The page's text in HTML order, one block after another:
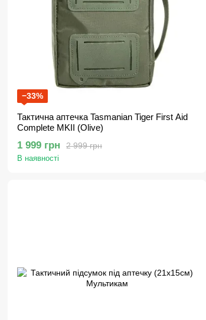
−33%
Тактична аптечка Tasmanian Tiger First Aid
Complete MKII (Olive)
2 999 грн
1 999 грн
В наявності